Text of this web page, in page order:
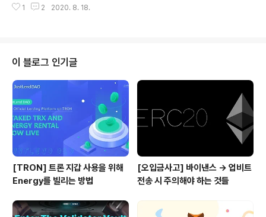
켓 토큰(포트폴리오)으로는 현재 테조스(XTZ), 알고랜드
수준이라 기존에 유니스왑을 이용해보신 분들이라면 조금
0토큰의 가격이 급상승할 것이냐를 두고 다양한 예측들이
나오고 있는데, 일단 출시 이후 초반에는 다음과 같은 리스
크를 주의하실 필요가 있습니다. (1) 개인지갑 조작 상의 실
수 : 개인 지갑을 처음 사용하시는 경우에는 POOL에 유동
성을 공급하려다가 잘못된 토큰 스왑을 진행하거나, 교환
하려는 토큰쌍을 ..
1 2 2020. 8. 18.
이 블로그 인기글
[TRON] 트론 지갑 사용을 위해
Energy를 빌리는 방법
[오입금사고] 바이낸스 → 업비트
전송 시 주의해야 하는 것들